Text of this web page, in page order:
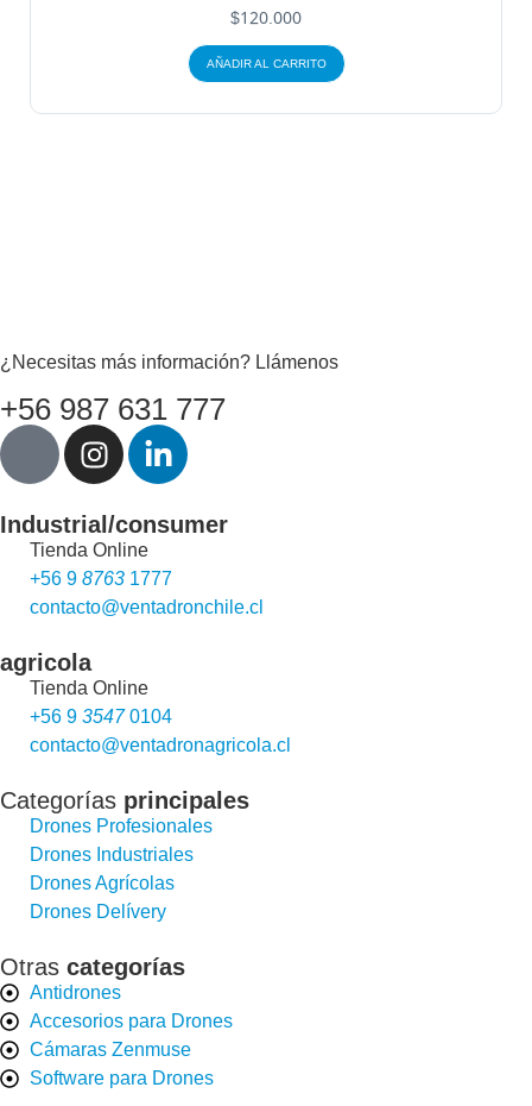
$120.000
AÑADIR AL CARRITO
¿Necesitas más información? Llámenos
+56 987 631 777
Industrial/consumer
Tienda Online
+56 9 8763 1777
contacto@ventadronchile.cl
agricola
Tienda Online
+56 9 35470104
contacto@ventadronagricola.cl
Categorías principales
Drones Profesionales
Drones Industriales
Drones Agrícolas
Drones Delívery
Otras categorías
Antidrones
Accesorios para Drones
Cámaras Zenmuse
Software para Drones